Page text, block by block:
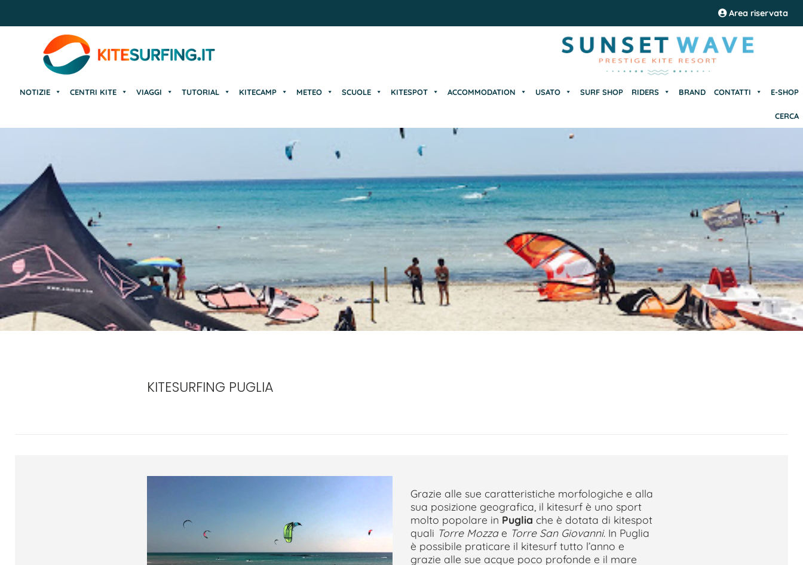
Area riservata
NOTIZIE CENTRI KITE VIAGGI TUTORIAL KITECAMP METEO SCUOLE KITESPOT ACCOMMODATION USATO SURF SHOP RIDERS BRAND CONTATTI E-SHOP
CERCA
KITESURFING PUGLIA
Grazie alle sue caratteristiche morfologiche e alla
sua posizione geografica, il kitesurf è uno sport
molto popolare in Puglia che è dotata di kitespot
quali Torre Mozza e Torre San Giovanni. In Puglia
è possibile praticare il kitesurf tutto l’anno e
grazie alle sue acque poco profonde e il mare